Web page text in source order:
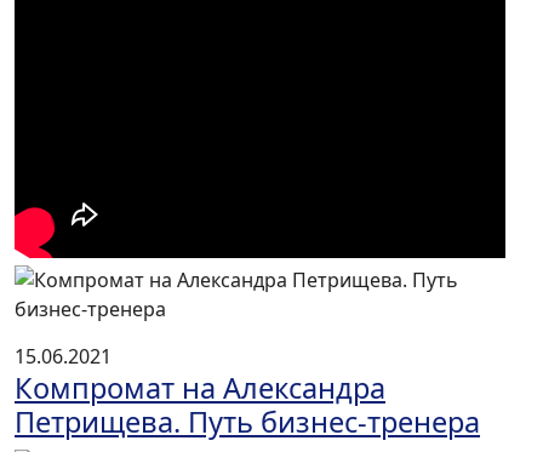
15.06.2021
Компромат на Александра
Петрищева. Путь бизнес-тренера